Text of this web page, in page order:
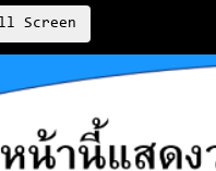
Screen